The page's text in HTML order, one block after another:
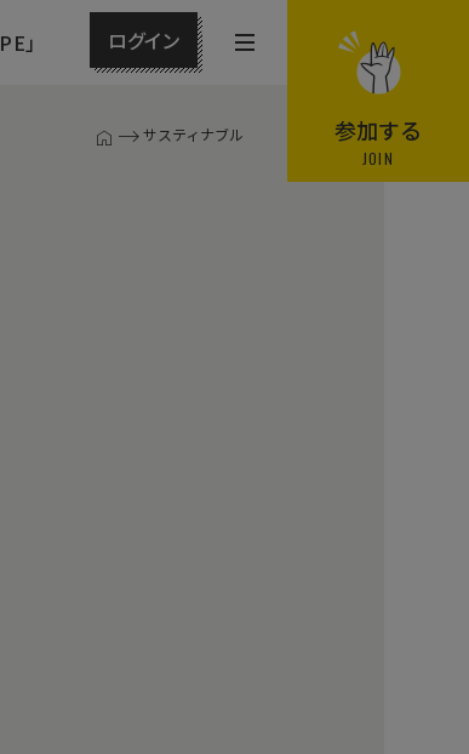
」 ログイン
メ
ュ
参加する
JOIN
T
サスティナブル